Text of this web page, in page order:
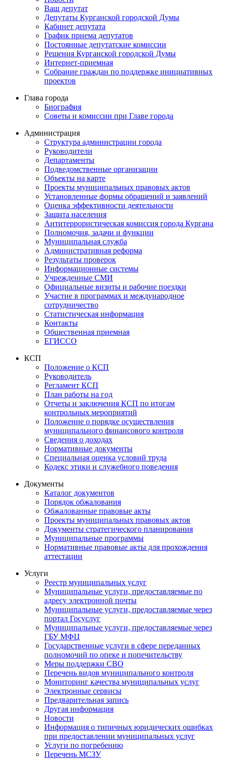
Ваш депутат
Депутаты Курганской городской Думы
Кабинет депутата
График приема депутатов
Постоянные депутатские комиссии
Решения Курганской городской Думы
Интернет-приемная
Собрание граждан по поддержке инициативных
проектов
Глава города
Биография
Советы и комиссии при Главе города
Администрация
Структура администрации города
Руководители
Департаменты
Подведомственные организации
Объекты на карте
Проекты муниципальных правовых актов
Установленные формы обращений и заявлений
Оценка эффективности деятельности
Защита населения
Антитеррористическая комиссия города Кургана
Полномочия, задачи и функции
Муниципальная служба
Административная реформа
Результаты проверок
Информационные системы
Учрежденные СМИ
Официальные визиты и рабочие поездки
Участие в программах и международное
сотрудничество
Статистическая информация
Контакты
Общественная приемная
ЕГИССО
КСП
Положение о КСП
Руководитель
Регламент КСП
План работы на год
Отчеты и заключения КСП по итогам
контрольных мероприятий
Положение о порядке осуществления
муниципального финансового контроля
Сведения о доходах
Нормативные документы
Специальная оценка условий труда
Кодекс этики и служебного поведения
Документы
Каталог документов
Порядок обжалования
Обжалованные правовые акты
Проекты муниципальных правовых актов
Документы стратегического планирования
Муниципальные программы
Нормативные правовые акты для прохождения
аттестации
Услуги
Реестр муниципальных услуг
Муниципальные услуги, предоставляемые по
адресу электронной почты
Муниципальные услуги, предоставляемые через
портал Госуслуг
Муниципальные услуги, предоставляемые через
ГБУ МФЦ
Государственные услуги в сфере переданных
полномочий по опеке и попечительству
Меры поддержки СВО
Перечень видов муниципального контроля
Мониторинг качества муниципальных услуг
Электронные сервисы
Предварительная запись
Другая информация
Новости
Информация о типичных юридических ошибках
при предоставлении муниципальных услуг
Услуги по погребению
Перечень МСЗУ